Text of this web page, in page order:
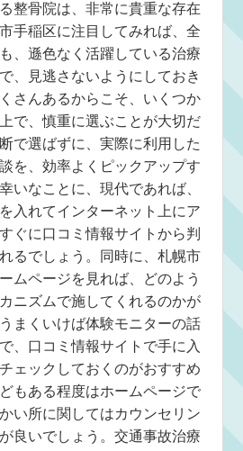
整骨院は、非常に貴重な存在
手稲区に注目してみれば、全
、遜色なく活躍している治療
、見逃さないようにしておき
さんあるからこそ、いくつか
で、慎重に選ぶことが大切だ
で選ばずに、実際に利用した
を、効率よくピックアップす
いなことに、現代であれば、
入れてインターネット上にア
ぐに口コミ情報サイトから判
るでしょう。同時に、札幌市
ムページを見れば、どのよう
ニズムで施してくれるのかが
まくいけば体験モニターの話
、口コミ情報サイトで手に入
ェックしておくのがおすすめ
もある程度はホームページで
い所に関してはカウンセリン
良いでしょう。交通事故治療